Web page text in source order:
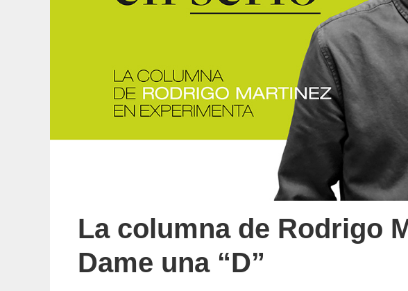
La columna de Rodrigo
Dame una “D”